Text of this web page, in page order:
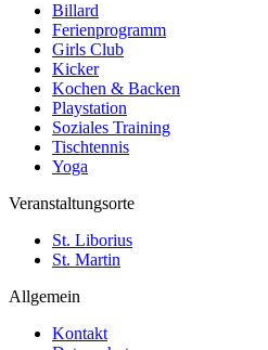
Billard
Ferienprogramm
Girls Club
Kicker
Kochen & Backen
Playstation
Soziales Training
Tischtennis
Yoga
Veranstaltungsorte
St. Liborius
St. Martin
Allgemein
Kontakt